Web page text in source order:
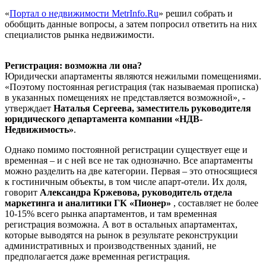
«Портал о недвижимости MetrInfo.Ru» решил собрать и
обобщить данные вопросы, а затем попросил ответить на них
специалистов рынка недвижимости.
Регистрация: возможна ли она?
Юридически апартаменты являются нежилыми помещениями.
«Поэтому постоянная регистрация (так называемая прописка)
в указанных помещениях не представляется возможной», -
утверждает Наталья Сергеева, заместитель руководителя
юридического департамента компании «НДВ-
Недвижимость».
Однако помимо постоянной регистрации существует еще и
временная – и с ней все не так однозначно. Все апартаменты
можно разделить на две категории. Первая – это относящиеся
к гостиничным объекты, в том числе апарт-отели. Их доля,
говорит Александра Кржевова, руководитель отдела
маркетинга и аналитики ГК «Пионер» , составляет не более
10-15% всего рынка апартаментов, и там временная
регистрация возможна. А вот в остальных апартаментах,
которые выводятся на рынок в результате реконструкции
административных и производственных зданий, не
предполагается даже временная регистрация.